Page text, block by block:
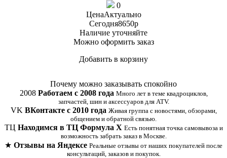
0
ЦенаАктуально
Сегодня8650p
Наличие уточняйте
Можно оформить заказ
Добавить в корзину
Почему можно заказывать спокойно
2008 Работаем с 2008 года Много лет в теме квадроциклов,
запчастей, шин и аксессуаров для ATV.
VK ВКонтакте с 2010 года Живая группа с новостями, обзорами,
общением и обратной связью.
ТЦ Находимся в ТЦ Формула Х Есть понятная точка самовывоза и
возможность забрать заказ в Москве.
★ Отзывы на Яндексе Реальные отзывы от наших покупателей после
консультаций, заказов и покупок.